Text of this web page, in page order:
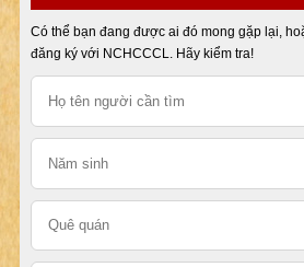
Có thể bạn đang được ai đó mong gặp lại,
đăng ký với NCHCCCL. Hãy kiểm tra!